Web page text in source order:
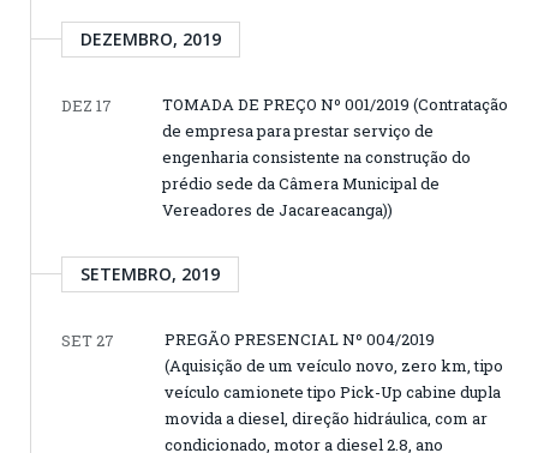
DEZEMBRO, 2019
DEZ 17
TOMADA DE PREÇO Nº 001/2019 (Contratação
de empresa para prestar serviço de
engenharia consistente na construção do
prédio sede da Câmera Municipal de
Vereadores de Jacareacanga))
SETEMBRO, 2019
SET 27
PREGÃO PRESENCIAL Nº 004/2019
(Aquisição de um veículo novo, zero km, tipo
veículo camionete tipo Pick-Up cabine dupla
movida a diesel, direção hidráulica, com ar
condicionado, motor a diesel 2.8, ano